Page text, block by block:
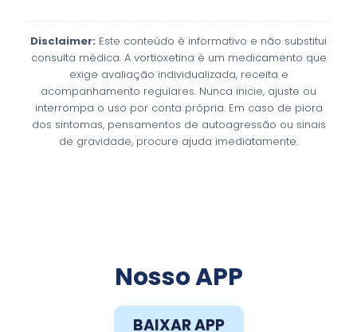
Disclaimer: Este conteúdo é informativo e não substitui
consulta médica. A vortioxetina é um medicamento que
exige avaliação individualizada, receita e
acompanhamento regulares. Nunca inicie, ajuste ou
interrompa o uso por conta própria. Em caso de piora
dos sintomas, pensamentos de autoagressão ou sinais
de gravidade, procure ajuda imediatamente.
Nosso APP
BAIXAR APP